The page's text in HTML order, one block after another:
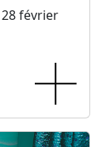
février